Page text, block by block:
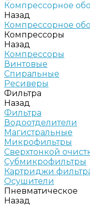
Компрессорное
Назад
Компрессорное
Компрессоры
Назад
Компрессоры
Винтовые
Спиральные
Ресиверы
Фильтра
Назад
Фильтра
Водоотделители
Магистральные
Микрофильтры
Сверхтонкой
Субмикрофильтры
Картриджи
Осушители
Пневматическое
Назад